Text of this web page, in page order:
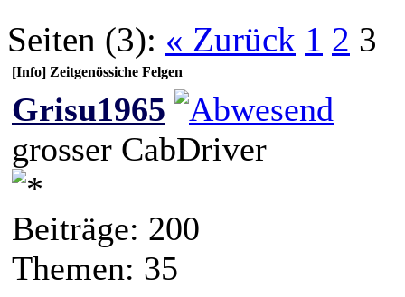
Seiten (3): « Zurück 1 2 3
[Info] Zeitgenössiche Felgen
Grisu1965
grosser CabDriver
Beiträge: 200
Themen: 35